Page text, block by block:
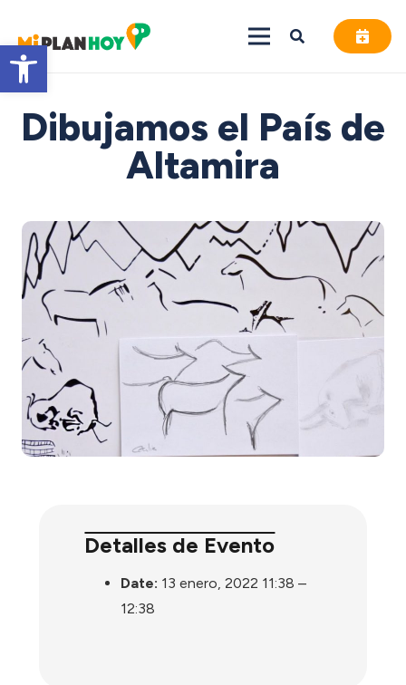
Abrir barra de herramientas
Dibujamos el País de
Altamira
Detalles de Evento
Date: 13 enero, 2022 11:38 –
12:38